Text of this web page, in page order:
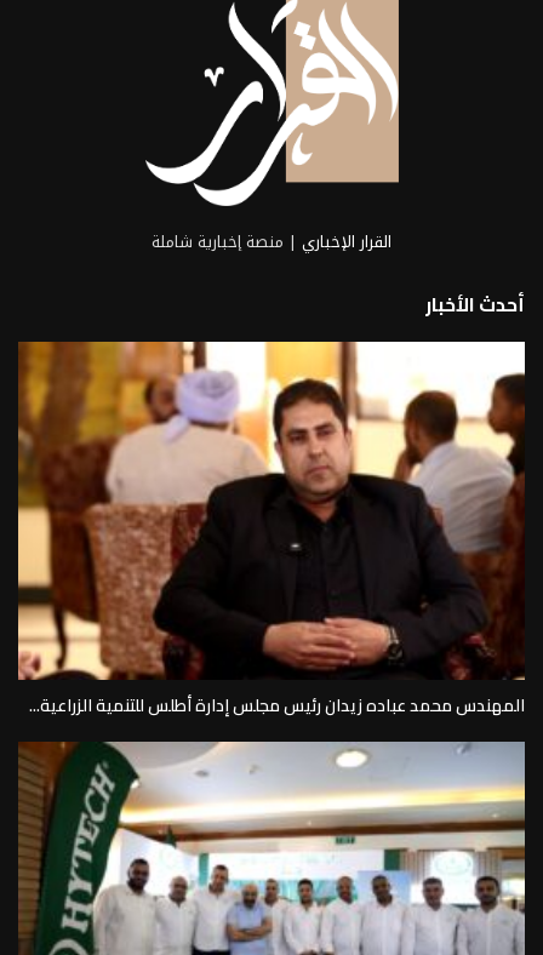
القرار الإخباري | منصة إخبارية شاملة
أحدث الأخبار
المهندس محمد عباده زيدان رئيس مجلس إدارة أطلس للتنمية الزراعية...